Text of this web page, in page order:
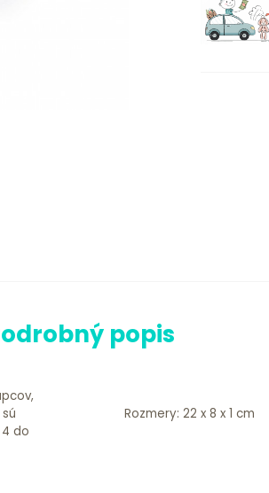
popis
do
Rozmery: 22 x 8 x 1 cm